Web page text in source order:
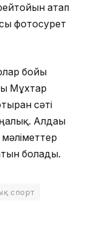
атап
фотосурет
бойы
Мұхтар
сәті
Алдағы
болады.
спорт